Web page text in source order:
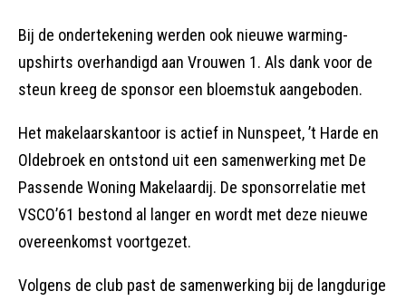
Bij de ondertekening werden ook nieuwe warming-
upshirts overhandigd aan Vrouwen 1. Als dank voor de
steun kreeg de sponsor een bloemstuk aangeboden.
Het makelaarskantoor is actief in Nunspeet, ’t Harde en
Oldebroek en ontstond uit een samenwerking met De
Passende Woning Makelaardij. De sponsorrelatie met
VSCO’61 bestond al langer en wordt met deze nieuwe
overeenkomst voortgezet.
Volgens de club past de samenwerking bij de langdurige